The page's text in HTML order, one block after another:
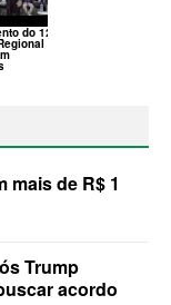
do 120º
de
mais de R$ 1
Trump
acordo